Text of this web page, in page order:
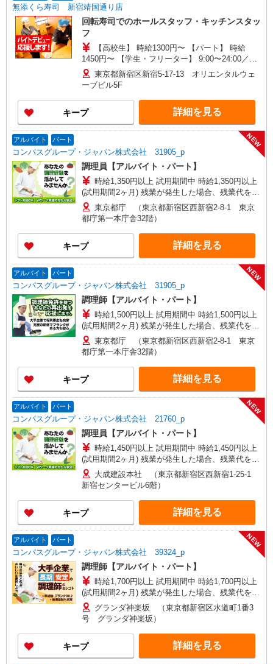
無添くら寿司 新宿靖国通り店
回転寿司でのホールスタッフ・キッチンスタッ
フ
【高校生】 時給1300円〜 【パート】 時給
1450円〜 【学生・フリーター】 9:00〜24:00／時
給1450円〜 ※閉店作業含む、作業により終了時間
は前後する場合有 ※22:00以降は時給25％UP ◆プ
レオープンから2ヶ月間基本給より＋200円UP※研
修中は除く ◆土・日・祝日は時給50円UP ※研修
時間（50h）は時給1226円
東京都新宿区新宿5-17-13 オリエンタルウェ
ーブビル5F
キープ 詳細を見る
アルバイト パート
コンパスグループ・ジャパン株式会社 31905_p
NEW
調理員【アルバイト・パート】
時給1,350円以上 試用期間中 時給1,350円以上
(試用期間2ヶ月) 残業が発生した場合、残業代を1
分単位で別途支給します。
東京都庁 （東京都新宿区西新宿2‐8‐1 東京
都庁第一本庁舎32階）
キープ 詳細を見る
アルバイト パート
コンパスグループ・ジャパン株式会社 31905_p
NEW
調理師【アルバイト・パート】
時給1,500円以上 試用期間中 時給1,500円以上
(試用期間2ヶ月) 残業が発生した場合、残業代を1
分単位で別途支給します。
東京都庁 （東京都新宿区西新宿2‐8‐1 東京
都庁第一本庁舎32階）
キープ 詳細を見る
アルバイト パート
コンパスグループ・ジャパン株式会社 21760_p
NEW
調理員【アルバイト・パート】
時給1,450円以上 試用期間中 時給1,450円以上
(試用期間2ヶ月) 残業が発生した場合、残業代を1
分単位で別途支給します。
大成建設本社 （東京都新宿区西新宿1-25-1
新宿センタービル6階）
キープ 詳細を見る
アルバイト パート
コンパスグループ・ジャパン株式会社 39324_p
NEW
調理師【アルバイト・パート】
時給1,700円以上 試用期間中 時給1,700円以上
(試用期間2ヶ月) 残業が発生した場合、残業代を1
分単位で別途支給します。
グランダ神楽坂 （東京都新宿区水道町1番3
号 グランダ神楽坂）
キープ 詳細を見る